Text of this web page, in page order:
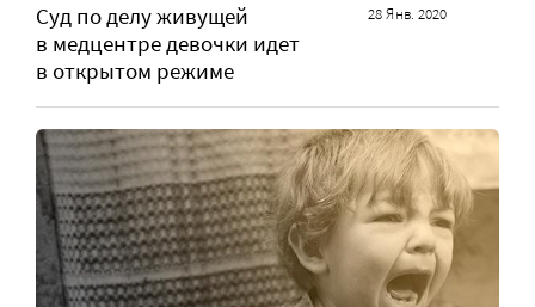
Суд по делу живущей
в медцентре девочки идет
в открытом режиме
28 Янв. 2020